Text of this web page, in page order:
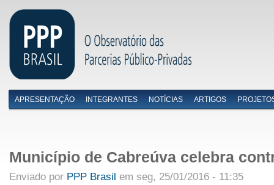
Menu primário
APRESENTAÇÃO INTEGRANTES NOTÍCIAS ARTIGOS
Município de Cabreúva celebra
Enviado por PPP Brasil em seg, 25/01/2016 - 11:35